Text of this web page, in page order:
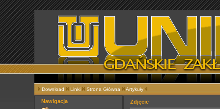
Download Linki Strona Główna Artykuły
Nawigacja
Zdjęcie